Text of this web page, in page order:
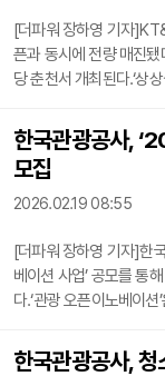
[더파워 장하영 기자
픈과 동시에 전량 매진
당 춘천서 개최된다.‘상
스티벌 티켓 할인과 플
해 페스티벌에는 ‘장기하
지원 프로그램을 통해
한국관광공사,
모집
2026.02.19 08:55
[더파워 장하영 기자]한
베이션 사업’ 공모를 통
다.‘관광 오픈이노베이
아이디어를 결합해 산업
업을 마련했다. 모집분야
한국관광공사,